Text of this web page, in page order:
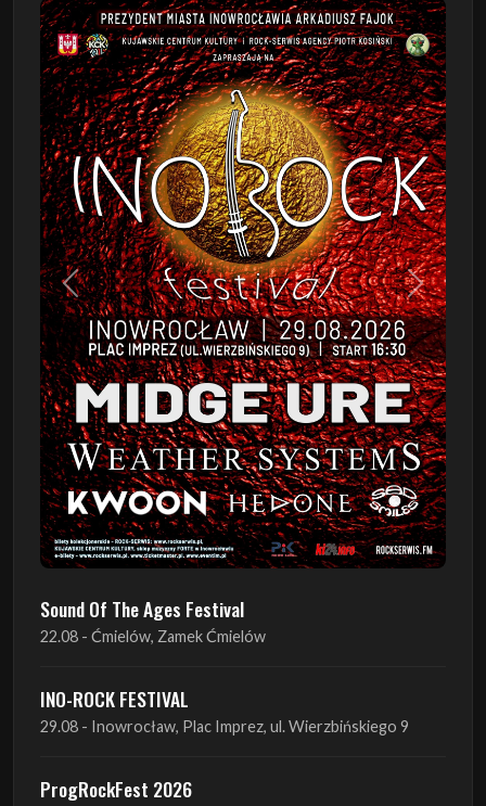
Poprzedni Następny
Sound Of The Ages Festival
22.08 - Ćmielów, Zamek Ćmielów
INO-ROCK FESTIVAL
29.08 - Inowrocław, Plac Imprez, ul. Wierzbińskiego 9
ProgRockFest 2026